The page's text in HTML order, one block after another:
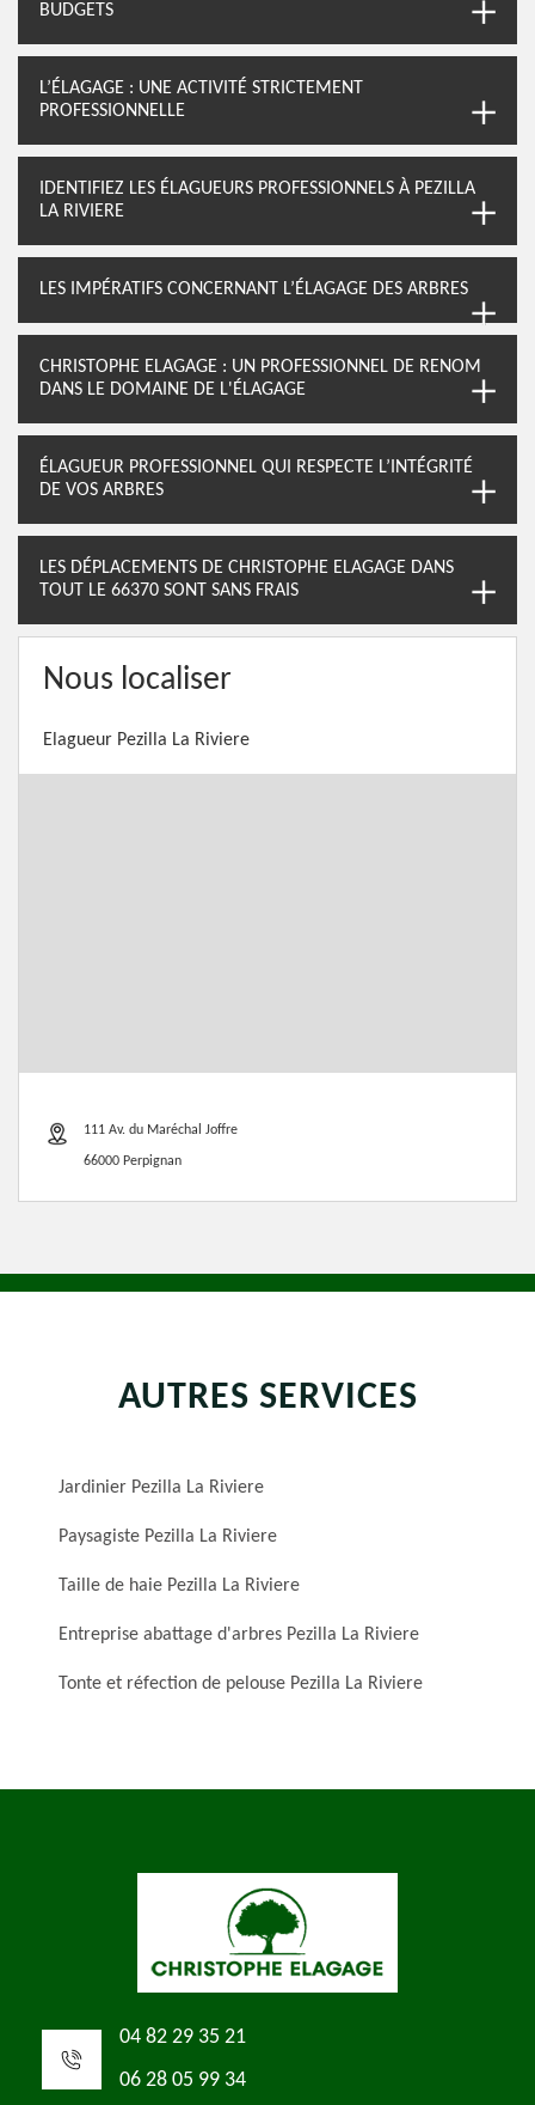
BUDGETS
L’ÉLAGAGE : UNE ACTIVITÉ STRICTEMENT
PROFESSIONNELLE
IDENTIFIEZ LES ÉLAGUEURS PROFESSIONNELS À PEZILLA
LA RIVIERE
LES IMPÉRATIFS CONCERNANT L’ÉLAGAGE DES ARBRES
CHRISTOPHE ELAGAGE : UN PROFESSIONNEL DE RENOM
DANS LE DOMAINE DE L'ÉLAGAGE
ÉLAGUEUR PROFESSIONNEL QUI RESPECTE L’INTÉGRITÉ
DE VOS ARBRES
LES DÉPLACEMENTS DE CHRISTOPHE ELAGAGE DANS
TOUT LE 66370 SONT SANS FRAIS
Nous localiser
Elagueur Pezilla La Riviere
111 Av. du Maréchal Joffre
66000 Perpignan
AUTRES SERVICES
Jardinier Pezilla La Riviere
Paysagiste Pezilla La Riviere
Taille de haie Pezilla La Riviere
Entreprise abattage d'arbres Pezilla La Riviere
Tonte et réfection de pelouse Pezilla La Riviere
04 82 29 35 21
06 28 05 99 34